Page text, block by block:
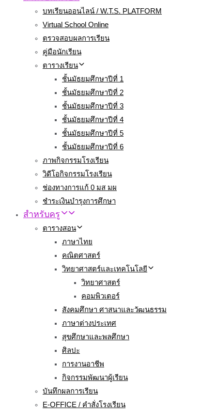
บทเรียนออนไลน์ / W.T.S. PLATFORM
Virtual School Online
ตรวจสอบผลการเรียน
คู่มือนักเรียน
ตารางเรียน
ชั้นมัธยมศึกษาปีที่ 1
ชั้นมัธยมศึกษาปีที่ 2
ชั้นมัธยมศึกษาปีที่ 3
ชั้นมัธยมศึกษาปีที่ 4
ชั้นมัธยมศึกษาปีที่ 5
ชั้นมัธยมศึกษาปีที่ 6
ภาพกิจกรรมโรงเรียน
วิดีโอกิจกรรมโรงเรียน
ช่องทางการแก้ 0 มส มผ
ชำระเงินบำรุงการศึกษา
สำหรับครู
ตารางสอน
ภาษาไทย
คณิตศาสตร์
วิทยาศาสตร์และเทคโนโลยี
วิทยาศาสตร์
คอมพิวเตอร์
สังคมศึกษา ศาสนาและวัฒนธรรม
ภาษาต่างประเทศ
สุขศึกษาและพลศึกษา
ศิลปะ
การงานอาชีพ
กิจกรรมพัฒนาผู้เรียน
บันทึกผลการเรียน
E-OFFICE / คำสั่งโรงเรียน